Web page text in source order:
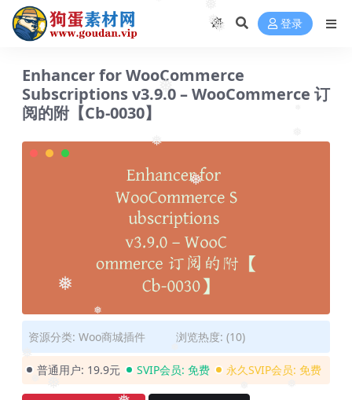
❅
❅
❅
❅
❅
❅
❅
❅
登录
Enhancer for WooCommerce
Subscriptions v3.9.0 – WooCommerce 订
阅的附【Cb-0030】
资源分类: Woo商城插件 浏览热度: (10)
普通用户: 19.9元 SVIP会员: 免费 永久SVIP会员: 免费